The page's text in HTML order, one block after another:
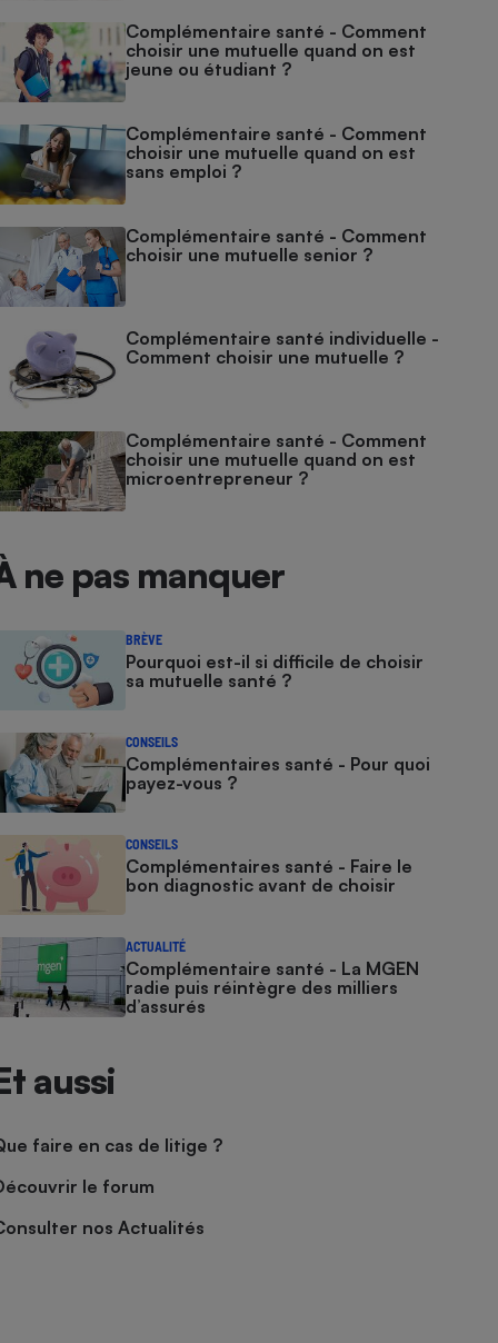
Complémentaire santé - Comment
choisir une mutuelle quand on est
jeune ou étudiant ?
Complémentaire santé - Comment
choisir une mutuelle quand on est
sans emploi ?
Complémentaire santé - Comment
choisir une mutuelle senior ?
Complémentaire santé individuelle -
Comment choisir une mutuelle ?
Complémentaire santé - Comment
choisir une mutuelle quand on est
microentrepreneur ?
ne pas manquer
BRÈVE
Pourquoi est-il si difficile de choisir
sa mutuelle santé ?
CONSEILS
Complémentaires santé - Pour quoi
payez-vous ?
CONSEILS
Complémentaires santé - Faire le
bon diagnostic avant de choisir
ACTUALITÉ
Complémentaire santé - La MGEN
radie puis réintègre des milliers
d’assurés
aussi
faire en cas de litige ?
le forum
nos Actualités